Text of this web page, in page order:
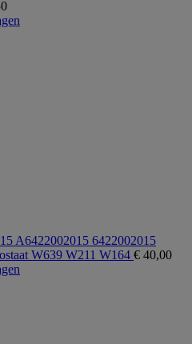
A6422002015 6422002015
W639 W211 W164 € 40,00